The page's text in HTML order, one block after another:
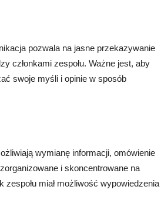
pozwala na jasne przekazywanie
członkami zespołu. Ważne jest, aby
swoje myśli i opinie w sposób
wymianę informacji, omówienie
i skoncentrowane na
miał możliwość wypowiedzenia